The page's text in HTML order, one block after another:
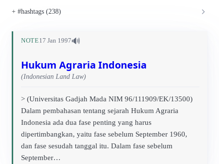
#hashtags (238)
NOTE17 Jan 1997🔊
Hukum Agraria Indonesia
(Indonesian Land Law)
> (Universitas Gadjah Mada NIM 96/111909/EK/13500)
Dalam pembahasan tentang sejarah Hukum Agraria
Indonesia ada dua fase penting yang harus
dipertimbangkan, yaitu fase sebelum September 1960,
dan fase sesudah tanggal itu. Dalam fase sebelum
September…